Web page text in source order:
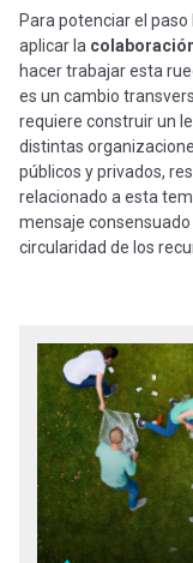
Para potenciar el
aplicar la
hacer trabajar esta
es un cambio
requiere construir un
distintas
públicos y privados,
relacionado a esta
mensaje
circularidad de los